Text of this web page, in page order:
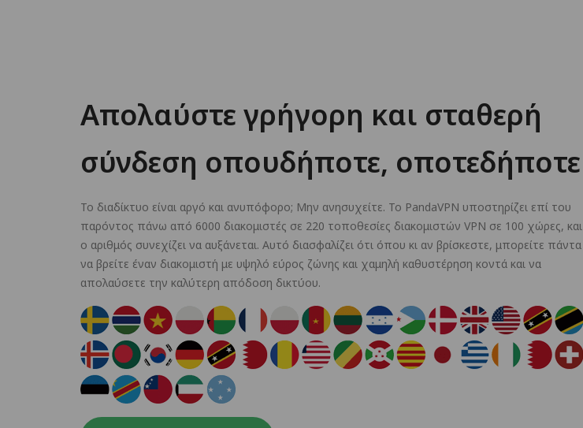
Απολαύστε γρήγορη και σταθερή
σύνδεση οπουδήποτε, οποτεδήποτε
Το διαδίκτυο είναι αργό και ανυπόφορο; Μην ανησυχείτε. Το PandaVPN υποστηρίζει επί του
παρόντος πάνω από 6000 διακομιστές σε 220 τοποθεσίες διακομιστών VPN σε 100 χώρες, και
ο αριθμός συνεχίζει να αυξάνεται. Αυτό διασφαλίζει ότι όπου κι αν βρίσκεστε, μπορείτε πάντα
να βρείτε έναν διακομιστή με υψηλό εύρος ζώνης και χαμηλή καθυστέρηση κοντά και να
απολαύσετε την καλύτερη απόδοση δικτύου.